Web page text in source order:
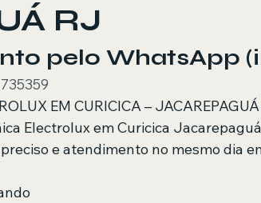
RJ
pelo WhatsApp
EM CURICICA –
Electrolux em Curicica
e atendimento no mesmo dia